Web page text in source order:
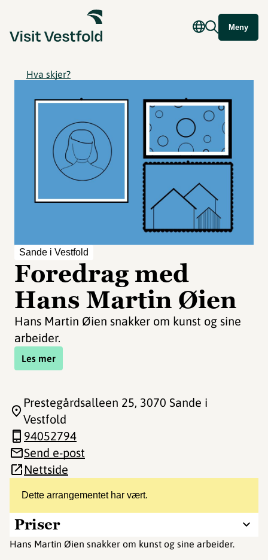
Meny
Hva skjer?
Sande i Vestfold
Foredrag med
Hans Martin Øien
Hans Martin Øien snakker om kunst og sine
arbeider.
Les mer
Dette arrangementet har vært.
Priser
Hans Martin Øien snakker om kunst og sine arbeider.
Prestegårdsalleen 25, 3070 Sande i
Vestfold
94052794
Send e-post
Nettside